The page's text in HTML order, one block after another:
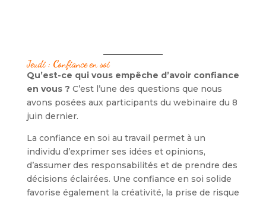
Jeudi : Confiance en soi
Qu’est-ce qui vous empêche d’avoir confiance
en vous ? C’est l’une des questions que nous
avons posées aux participants du webinaire du 8
juin dernier.
La confiance en soi au travail permet à un
individu d’exprimer ses idées et opinions,
d’assumer des responsabilités et de prendre des
décisions éclairées. Une confiance en soi solide
favorise également la créativité, la prise de risque